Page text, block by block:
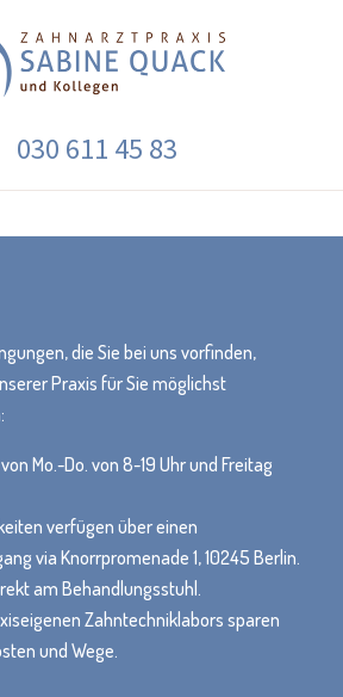
030 611 45 83
die Sie bei uns vorfinden,
Praxis für Sie möglichst
Mo.-Do. von 8-19 Uhr und Freitag
verfügen über einen
via Knorrpromenade 1, 10245 Berlin.
am Behandlungsstuhl.
Zahntechniklabors sparen
und Wege.